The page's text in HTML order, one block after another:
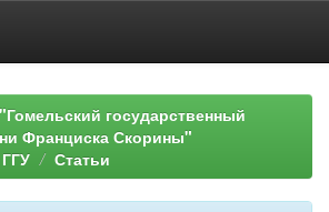
государственный
Франциска Скорины"
Статьи